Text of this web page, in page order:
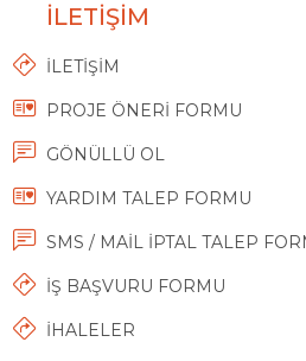
İLETİŞİM
İLETİŞİM
PROJE ÖNERİ FORMU
GÖNÜLLÜ OL
YARDIM TALEP FORMU
SMS / MAİL İPTAL TALEP
İŞ BAŞVURU FORMU
İHALELER